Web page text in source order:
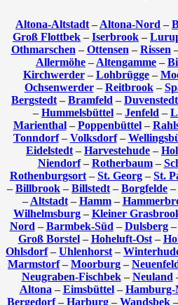
Altona-Altstadt – Altona-Nord –
Groß Flottbek – Iserbrook –
Othmarschen – Ottensen – Rissen
Allermöhe – Altengamme –
Kirchwerder– Lohbrügge–
Ochsenwerder– Reitbrook–
Bergstedt – Bramfeld – Duvenstedt
– Hummelsbüttel – Jenfeld –
Marienthal– Poppenbüttel–
Tonndorf– Volksdorf–
Eidelstedt – Harvestehude –
Niendorf– Rotherbaum–
Rothenburgsort – St. Georg – St.
– Billbrook – Billstedt – Borgfelde –
– Altstadt– Hamm–
Wilhelmsburg– Kleiner
Nord – Barmbek-Süd – Dulsberg–
Groß Borstel– Hoheluft-Ost–
Ohlsdorf– Uhlenhorst –
Marmstorf– Moorburg –
Neugraben-Fischbek– Neuland
Altona – Eimsbüttel– Hamburg-
Bergedorf– Harburg– Wandsbek–